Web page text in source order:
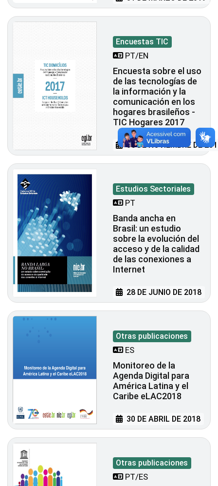
Encuestas TIC
PT/EN
Encuesta sobre el uso
de las tecnologías de
la información y la
comunicación en los
hogares brasileños -
TIC Hogares 2017
05 DE NOVIEMBRE DE
Estudios Sectoriales
PT
Banda ancha en
Brasil: un estudio
sobre la evolución del
acceso y de la calidad
de las conexiones a
Internet
28 DE JUNIO DE 2018
Otras publicaciones
ES
Monitoreo de la
Agenda Digital para
América Latina y el
Caribe eLAC2018
30 DE ABRIL DE 2018
Otras publicaciones
PT/ES